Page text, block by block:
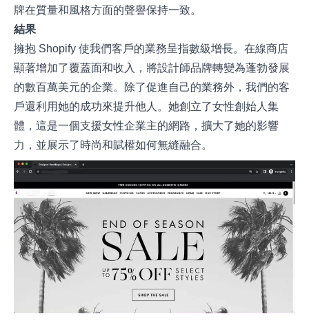
牌在質量和風格方面的聲譽保持一致。
結果
擁抱 Shopify 使我們客戶的業務呈指數級增長。在線商店
顯著增加了覆蓋面和收入，將設計師品牌轉變為蓬勃發展
的數百萬美元的企業。除了促進自己的業務外，我們的客
戶還利用她的成功來提升他人。她創立了女性創始人集
體，這是一個支援女性企業主的網路，擴大了她的影響
力，並展示了時尚和賦權如何無縫融合。